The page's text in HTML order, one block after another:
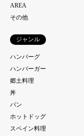
AREA
その他
ジャンル
ハンバーグ
ハンバーガー
郷土料理
丼
パン
ホットドッグ
スペイン料理